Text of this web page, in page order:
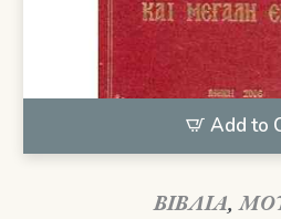
Add to
ΒΙΒΛΙΑ,